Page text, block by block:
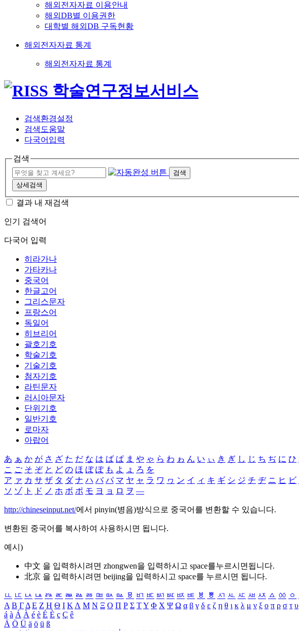
해외전자자료 이용안내
해외DB별 이용권한
대학별 해외DB 구독현황
해외전자자료 통계
해외전자자료 통계
검색환경설정
검색도움말
다국어입력
검색
검색
상세검색
결과 내 재검색
인기 검색어
다국어 입력
히라가나
가타카나
중국어
한글고어
그리스문자
프랑스어
독일어
히브리어
괄호기호
학술기호
기술기호
첨자기호
라틴문자
러시아문자
단위기호
일반기호
로마자
아랍어
あ ぁ か が さ ざ た だ な は ば ぱ ま や ゃ ら わ ゎ ん い ぃ き ぎ し じ ち ぢ に ひ
こ ご そ ぞ と ど の ほ ぼ ぽ も よ ょ ろ を
ア ァ カ サ ザ タ ダ ナ ハ バ パ マ ヤ ャ ラ ワ ヮ ン イ ィ キ ギ シ ジ チ ヂ ニ ヒ ビ
ソ ゾ ト ド ノ ホ ボ ポ モ ヨ ョ ロ ヲ ―
http://chineseinput.net/에서 pinyin(병음)방식으로 중국어를 변환할 수 있습니다.
변환된 중국어를 복사하여 사용하시면 됩니다.
예시)
中文 을 입력하시려면 zhongwen을 입력하시고 space를누르시면됩니다.
北京 을 입력하시려면 beijing을 입력하시고 space를 누르시면 됩니다.
ㅥ ㅦ ㅧ ㅨ ㅩ ㅪ ㅫ ㅬ ㅭ ㅮ ㅯ ㅰ ㅱ ㅲ ㅳ ㅴ ㅵ ㅶ ㅷ ㅸ ㅹ ㅺ ㅻ ㅼ ㅽ ㅾ ㅿ ㆀ ㆁ
Α Β ΓΔ Ε Ζ Η Θ Ι ΚΛ Μ Ν Ξ Ο Π Ρ Σ ΤΥ Φ Χ Ψ Ω α β γ δ ε ζ η θ ι κ λ μ ν ξ ο π ρ σ τ υ
á à Á À é è É È ç Ç ê
Ä Ö Ü ä ö ü ß